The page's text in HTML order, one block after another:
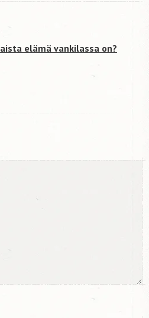
elämä vankilassa on?